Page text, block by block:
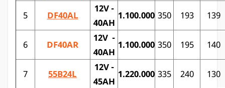
5 DF40AL
12V -
40AH
1.100.000 350 193 139
6 DF40AR
12V -
40AH
1.100.000 350 195 140
7 55B24L
12V -
45AH
1.220.000 335 240 130